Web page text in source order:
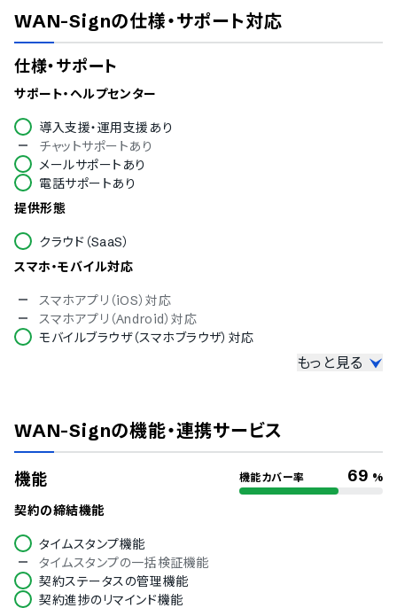
WAN-Signの仕様・サポート対応
仕様・サポート
サポート・ヘルプセンター
導入支援・運用支援あり
チャットサポートあり
メールサポートあり
電話サポートあり
提供形態
クラウド（SaaS）
スマホ・モバイル対応
スマホアプリ（iOS）対応
スマホアプリ（Android）対応
モバイルブラウザ（スマホブラウザ）対応
冗長化
通信の暗号化
IP制限
二要素認証・二段階認証
シングルサインオン
ファイアウォール
PCIDSS（ペイメントデータセキュリティ基準）
公的認証
ISO/IEC 27017（クラウドサービスセキュリティ）
もっと見る
WAN-Signの機能・連携サービス
機能 機能カバー率 69 %
契約の締結機能
タイムスタンプ機能
タイムスタンプの一括検証機能
契約ステータスの管理機能
契約進捗のリマインド機能